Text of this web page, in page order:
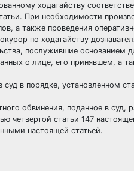
ходатайству
При необходимости
а также проведения
по ходатайству
послужившие основанием
о лице, его принявшем, а
в порядке, установленном
обвинения, поданное в суд,
четвертой статьи 147
настоящей статьей.